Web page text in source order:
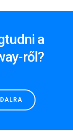
a
ről?